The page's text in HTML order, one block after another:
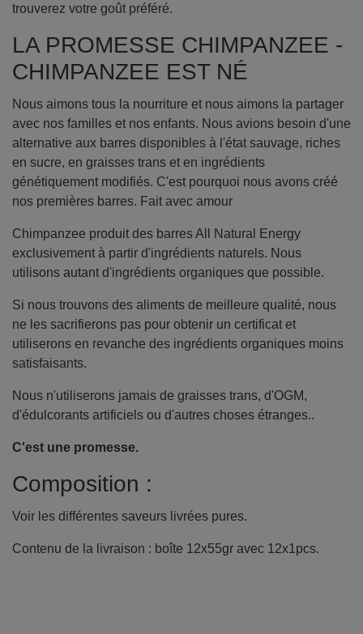
trouverez votre goût préféré.
LA PROMESSE CHIMPANZEE -
CHIMPANZEE EST NÉ
Nous aimons tous la nourriture et nous aimons la partager
avec nos familles et nos enfants. Nous avions besoin d'une
alternative aux barres disponibles à l'état sauvage, riches
en sucre, en graisses trans et en ingrédients
génétiquement modifiés. C'est pourquoi nous avons créé
nos premières barres. Fait avec amour
Chimpanzee produit des barres All Natural Energy
exclusivement à partir d'ingrédients naturels. Nous
utilisons autant d'ingrédients organiques que possible.
Si nous trouvons des aliments de meilleure qualité, nous
ne les sacrifierons pas pour obtenir un certificat et
utiliserons en revanche des ingrédients organiques moins
satisfaisants.
Nous n'utiliserons jamais de graisses trans, d'OGM,
d'édulcorants artificiels ou d'autres choses étranges..
C'est une promesse.
Composition :
Voir les différentes saveurs livrées pures.
Contenu de la livraison : boîte 12x55gr avec 12x1pcs.